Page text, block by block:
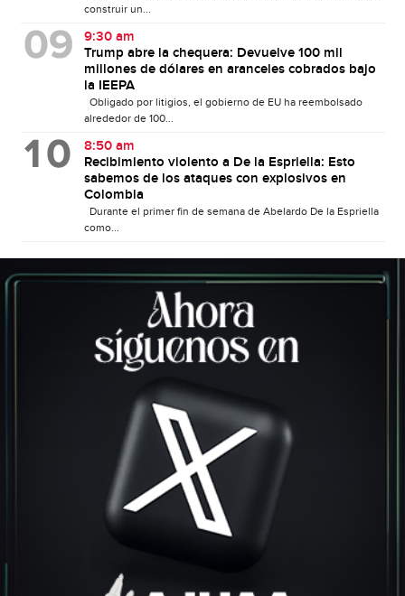
construir un...
9:30 am
Trump abre la chequera: Devuelve 100 mil
millones de dólares en aranceles cobrados bajo
la IEEPA
Obligado por litigios, el gobierno de EU ha reembolsado
alrededor de 100...
8:50 am
Recibimiento violento a De la Espriella: Esto
sabemos de los ataques con explosivos en
Colombia
Durante el primer fin de semana de Abelardo De la Espriella
como...